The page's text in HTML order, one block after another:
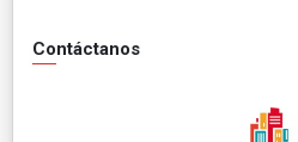
Contáctanos